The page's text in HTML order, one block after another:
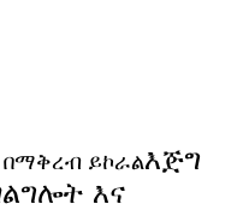
ይኮራልእጅግ
እና